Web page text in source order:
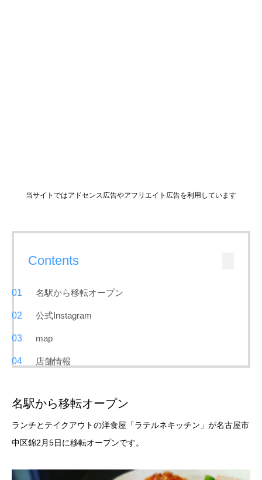
当サイトではアドセンス広告やアフリエイト広告を利用しています
Contents
名駅から移転オープン
公式Instagram
map
店舗情報
名駅から移転オープン
ランチとテイクアウトの洋食屋「ラテルネキッチン」が名古屋市
中区錦2月5日に移転オープンです。